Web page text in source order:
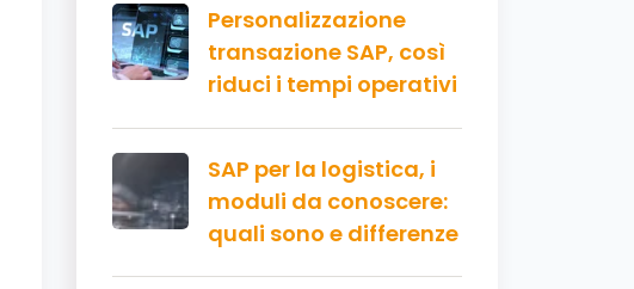
Personalizzazione
transazione SAP, così
riduci i tempi operativi
SAP per la logistica, i
moduli da conoscere:
quali sono e differenze